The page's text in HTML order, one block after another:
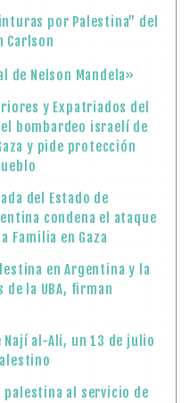
por Palestina” del
Carlson
de Nelson Mandela»
y Expatriados del
el bombardeo israelí de
y pide protección
del Estado de
condena el ataque
Familia en Gaza
en Argentina y la
de la UBA, firman
al-Ali, un 13 de julio
palestina al servicio de